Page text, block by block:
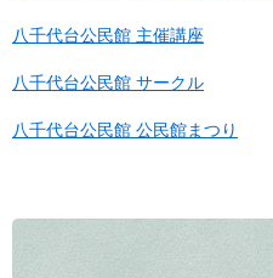
八千代台公民館 主催講座
八千代台公民館 サークル
八千代台公民館 公民館まつり